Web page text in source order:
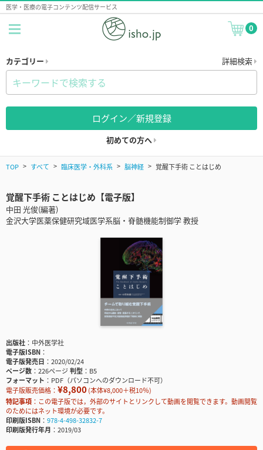
医学・医療の電子コンテンツ配信サービス
0
カテゴリー 詳細検索
ログイン／新規登録
初めての方へ
TOP すべて 臨床医学・外科系 脳神経 覚醒下手術 ことはじめ
覚醒下手術 ことはじめ【電子版】
中田 光俊(編著)
金沢大学医薬保健研究域医学系脳・脊髄機能制御学 教授
出版社
中外医学社
電子版ISBN
電子版発売日
2020/02/24
ページ数
226ページ判型
B5
フォーマット
PDF（パソコンへのダウンロード不可）
電子版販売価格： ¥8,800(本体¥8,000＋税10％)
特記事項
この電子版では，外部のサイトとリンクして動画を閲覧できます。動画閲覧
のためにはネット環境が必要です。
印刷版ISBN
978-4-498-32832-7
印刷版発行年月
2019/03